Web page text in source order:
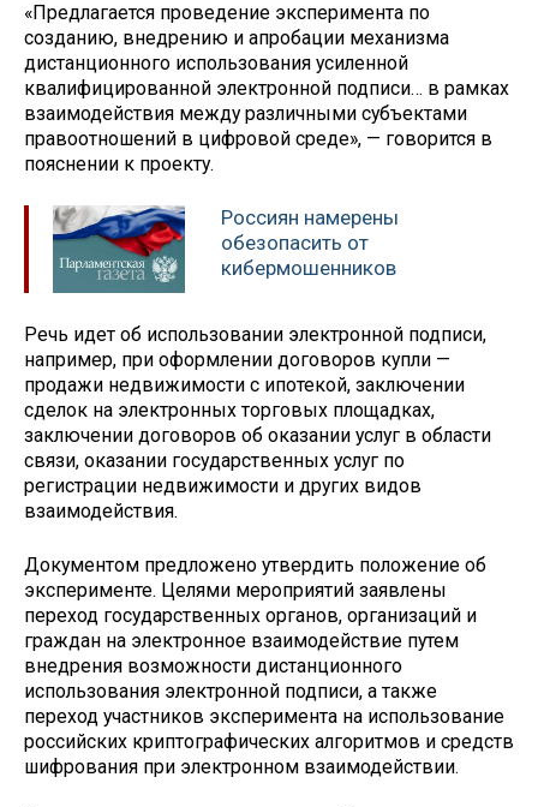
«Предлагается проведение эксперимента по
созданию, внедрению и апробации механизма
дистанционного использования усиленной
квалифицированной электронной подписи… в рамках
взаимодействия между различными субъектами
правоотношений в цифровой среде», — говорится в
пояснении к проекту.
Россиян намерены
обезопасить от
кибермошенников
Речь идет об использовании электронной подписи,
например, при оформлении договоров купли —
продажи недвижимости с ипотекой, заключении
сделок на электронных торговых площадках,
заключении договоров об оказании услуг в области
связи, оказании государственных услуг по
регистрации недвижимости и других видов
взаимодействия.
Документом предложено утвердить положение об
эксперименте. Целями мероприятий заявлены
переход государственных органов, организаций и
граждан на электронное взаимодействие путем
внедрения возможности дистанционного
использования электронной подписи, а также
переход участников эксперимента на использование
российских криптографических алгоритмов и средств
шифрования при электронном взаимодействии.